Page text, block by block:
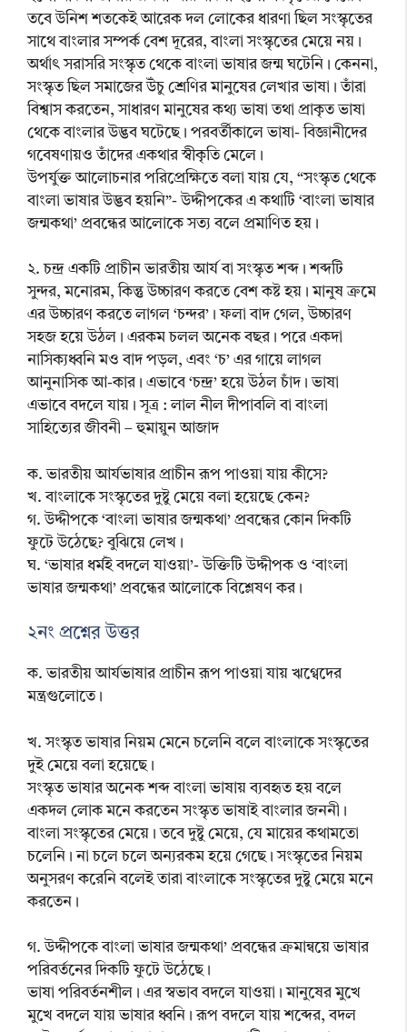
তবে উনিশ শতকেই আরেক দল লোকের ধারণা ছিল সংস্কৃতের
সাথে বাংলার সম্পর্ক বেশ দূরের, বাংলা সংস্কৃতের মেয়ে নয়।
অর্থাৎ সরাসরি সংস্কৃত থেকে বাংলা ভাষার জন্ম ঘটেনি। কেননা,
সংস্কৃত ছিল সমাজের উঁচু শ্রেণির মানুষের লেখার ভাষা। তাঁরা
বিশ্বাস করতেন, সাধারণ মানুষের কথ্য ভাষা তথা প্রাকৃত ভাষা
থেকে বাংলার উদ্ভব ঘটেছে। পরবর্তীকালে ভাষা- বিজ্ঞানীদের
গবেষণায়ও তাঁদের একথার স্বীকৃতি মেলে।
উপর্যুক্ত আলোচনার পরিপ্রেক্ষিতে বলা যায় যে, “সংস্কৃত থেকে
বাংলা ভাষার উদ্ভব হয়নি”- উদ্দীপকের এ কথাটি ‘বাংলা ভাষার
জন্মকথা’ প্রবন্ধের আলোকে সত্য বলে প্রমাণিত হয়।
২. চন্দ্র একটি প্রাচীন ভারতীয় আর্য বা সংস্কৃত শব্দ। শব্দটি
সুন্দর, মনোরম, কিন্তু উচ্চারণ করতে বেশ কষ্ট হয়। মানুষ ক্রমে
এর উচ্চারণ করতে লাগল ‘চন্দর’। ফলা বাদ গেল, উচ্চারণ
সহজ হয়ে উঠল। এরকম চলল অনেক বছর। পরে একদা
নাসিক্যধ্বনি মও বাদ পড়ল, এবং ‘চ’ এর গায়ে লাগল
আনুনাসিক আ-কার। এভাবে ‘চন্দ্র’ হয়ে উঠল চাঁদ। ভাষা
এভাবে বদলে যায়। সূত্র : লাল নীল দীপাবলি বা বাংলা
সাহিত্যের জীবনী – হুমায়ুন আজাদ
ক. ভারতীয় আর্যভাষার প্রাচীন রূপ পাওয়া যায় কীসে?
খ. বাংলাকে সংস্কৃতের দুষ্টু মেয়ে বলা হয়েছে কেন?
গ. উদ্দীপকে ‘বাংলা ভাষার জন্মকথা’ প্রবন্ধের কোন দিকটি
ফুটে উঠেছে? বুঝিয়ে লেখ।
ঘ. ‘ভাষার ধর্মই বদলে যাওয়া’- উক্তিটি উদ্দীপক ও ‘বাংলা
ভাষার জন্মকথা’ প্রবন্ধের আলোকে বিশ্লেষণ কর।
২নং প্রশ্নের উত্তর
ক. ভারতীয় আর্যভাষার প্রাচীন রূপ পাওয়া যায় ঋগ্বেদের
মন্ত্রগুলোতে।
খ. সংস্কৃত ভাষার নিয়ম মেনে চলেনি বলে বাংলাকে সংস্কৃতের
দুই মেয়ে বলা হয়েছে।
সংস্কৃত ভাষার অনেক শব্দ বাংলা ভাষায় ব্যবহৃত হয় বলে
একদল লোক মনে করতেন সংস্কৃত ভাষাই বাংলার জননী।
বাংলা সংস্কৃতের মেয়ে। তবে দুষ্টু মেয়ে, যে মায়ের কথামতো
চলেনি। না চলে চলে অন্যরকম হয়ে গেছে। সংস্কৃতের নিয়ম
অনুসরণ করেনি বলেই তারা বাংলাকে সংস্কৃতের দুষ্টু মেয়ে মনে
করতেন।
গ. উদ্দীপকে বাংলা ভাষার জন্মকথা’ প্রবন্ধের ক্রমান্বয়ে ভাষার
পরিবর্তনের দিকটি ফুটে উঠেছে।
ভাষা পরিবর্তনশীল। এর স্বভাব বদলে যাওয়া। মানুষের মুখে
মুখে বদলে যায় ভাষার ধ্বনি। রূপ বদলে যায় শব্দের, বদল